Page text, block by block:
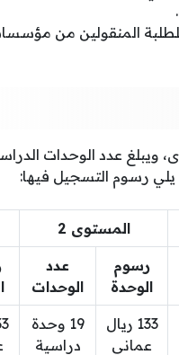
المنقولين من
عدد الوحدات
المستوى 2
رسوم
الوحدة
عدد
الوحدات
133 ريال
عماني
19 وحدة
دراسية